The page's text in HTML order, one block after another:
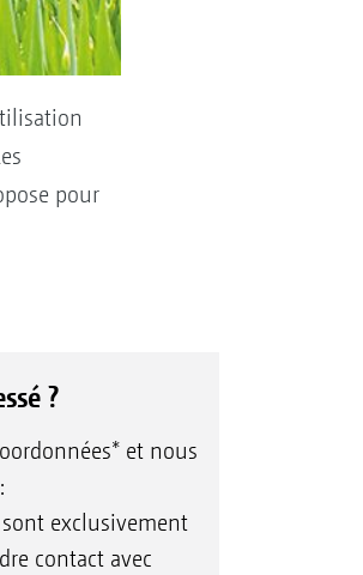
pour
?
et nous
exclusivement
contact avec